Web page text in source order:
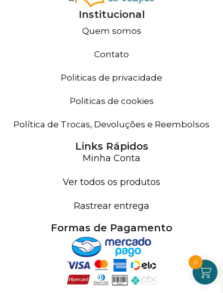
Institucional
Quem somos
Contato
Politicas de privacidade
Politicas de cookies
Política de Trocas, Devoluções e Reembolsos
Links Rápidos
Minha Conta
Ver todos os produtos
Rastrear entrega
Formas de Pagamento
0